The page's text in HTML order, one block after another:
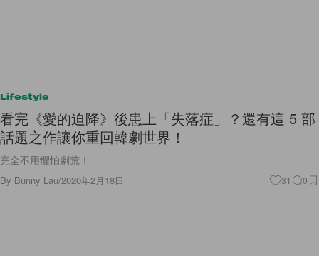
Lifestyle
看完《愛的迫降》後患上「失落症」？還有這 5 部
話題之作讓你重回韓劇世界！
完全不用懼怕劇荒！
By Bunny Lau/2020年2月18日 31 0